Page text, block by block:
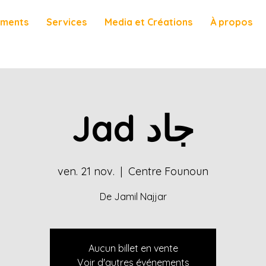
Services Media et Créations À propos
Jad جاد
ven. 21 nov.
  |
Centre Founoun
De Jamil Najjar
Aucun billet en vente
Voir d'autres événements